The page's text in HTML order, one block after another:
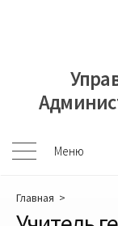
Меню
Меню
Главная >